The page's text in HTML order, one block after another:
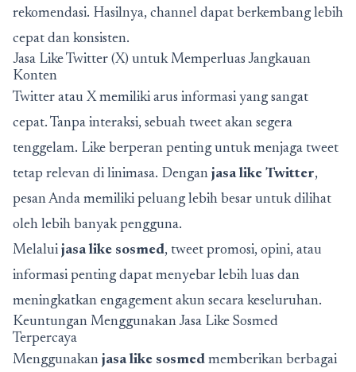
rekomendasi. Hasilnya, channel dapat berkembang lebih
cepat dan konsisten.
Jasa Like Twitter (X) untuk Memperluas Jangkauan
Konten
Twitter atau X memiliki arus informasi yang sangat
cepat. Tanpa interaksi, sebuah tweet akan segera
tenggelam. Like berperan penting untuk menjaga tweet
tetap relevan di linimasa. Dengan jasa like Twitter,
pesan Anda memiliki peluang lebih besar untuk dilihat
oleh lebih banyak pengguna.
Melalui jasa like sosmed, tweet promosi, opini, atau
informasi penting dapat menyebar lebih luas dan
meningkatkan engagement akun secara keseluruhan.
Keuntungan Menggunakan Jasa Like Sosmed
Terpercaya
Menggunakan jasa like sosmed memberikan berbagai